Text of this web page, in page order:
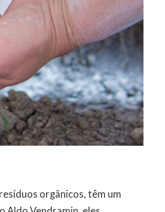
orgânicos, têm um